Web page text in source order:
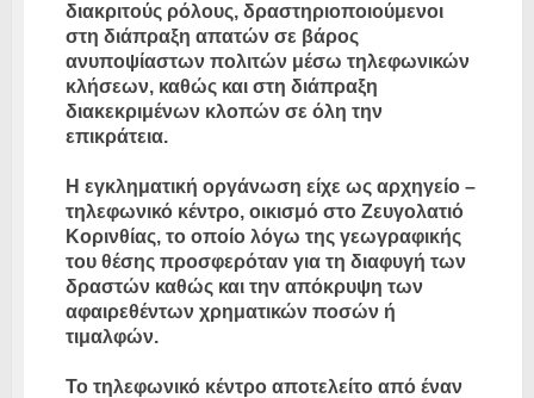
διακριτούς ρόλους, δραστηριοποιούμενοι
στη διάπραξη απατών σε βάρος
ανυποψίαστων πολιτών μέσω τηλεφωνικών
κλήσεων, καθώς και στη διάπραξη
διακεκριμένων κλοπών σε όλη την
επικράτεια.
Η εγκληματική οργάνωση είχε ως αρχηγείο –
τηλεφωνικό κέντρο, οικισμό στο Ζευγολατιό
Κορινθίας, το οποίο λόγω της γεωγραφικής
του θέσης προσφερόταν για τη διαφυγή των
δραστών καθώς και την απόκρυψη των
αφαιρεθέντων χρηματικών ποσών ή
τιμαλφών.
Το τηλεφωνικό κέντρο αποτελείτο από έναν